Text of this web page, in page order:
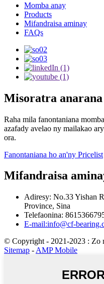
Momba anay
Products
Mifandraisa aminay
FAQs
Misoratra
Raha mila fanontaniana
azafady avelao ny mailakao
ora.
Fanontaniana ho an'ny Pricelist
Mifandraisa
Adiresy: No.33 Yishan
Province, Sina
Telefaonina:
E-mail:info@cf-
© Copyright - 2021-2023 : Zo
Sitemap - AMP Mobile